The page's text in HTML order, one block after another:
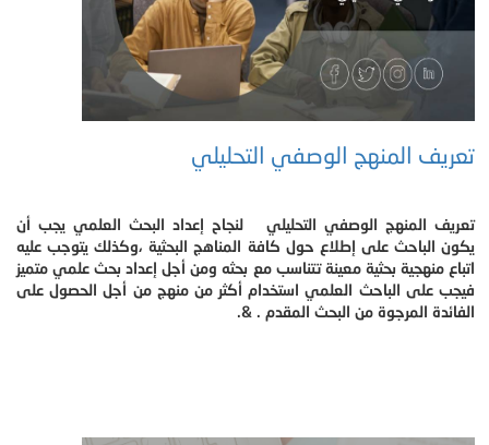
تعريف المنهج الوصفي التحليلي
تعريف المنهج الوصفي التحليلي لنجاح إعداد البحث العلمي يجب أن
يكون الباحث على إطلاع حول كافة المناهج البحثية ،وكذلك يتوجب عليه
اتباع منهجية بحثية معينة تتناسب مع بحثه ومن أجل إعداد بحث علمي متميز
فيجب على الباحث العلمي استخدام أكثر من منهج من أجل الحصول على
الفائدة المرجوة من البحث المقدم . &.